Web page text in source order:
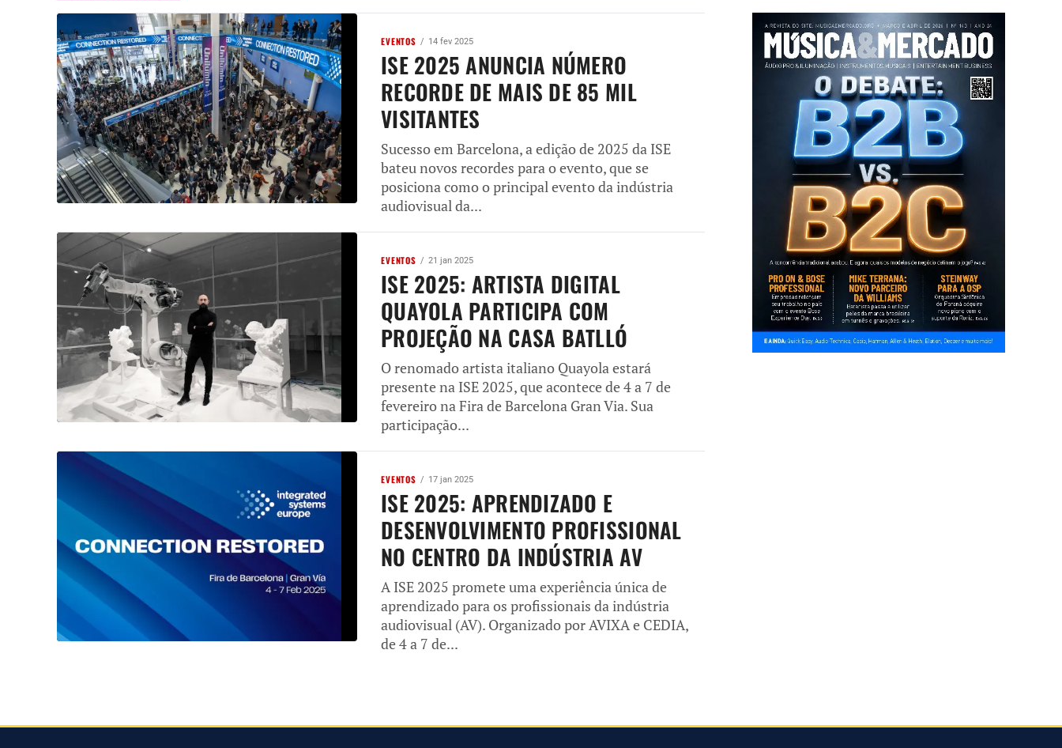
EVENTOS 14 fev 2025
ISE 2025 ANUNCIA NÚMERO
RECORDE DE MAIS DE 85 MIL
VISITANTES
Sucesso em Barcelona, ​​a edição de 2025 da ISE
bateu novos recordes para o evento, que se
posiciona como o principal evento da indústria
audiovisual da...
EVENTOS 21 jan 2025
ISE 2025: ARTISTA DIGITAL
QUAYOLA PARTICIPA COM
PROJEÇÃO NA CASA BATLLÓ
O renomado artista italiano Quayola estará
presente na ISE 2025, que acontece de 4 a 7 de
fevereiro na Fira de Barcelona Gran Via. Sua
participação...
EVENTOS 17 jan 2025
ISE 2025: APRENDIZADO E
DESENVOLVIMENTO PROFISSIONAL
NO CENTRO DA INDÚSTRIA AV
A ISE 2025 promete uma experiência única de
aprendizado para os profissionais da indústria
audiovisual (AV). Organizado por AVIXA e CEDIA,
de 4 a 7 de...